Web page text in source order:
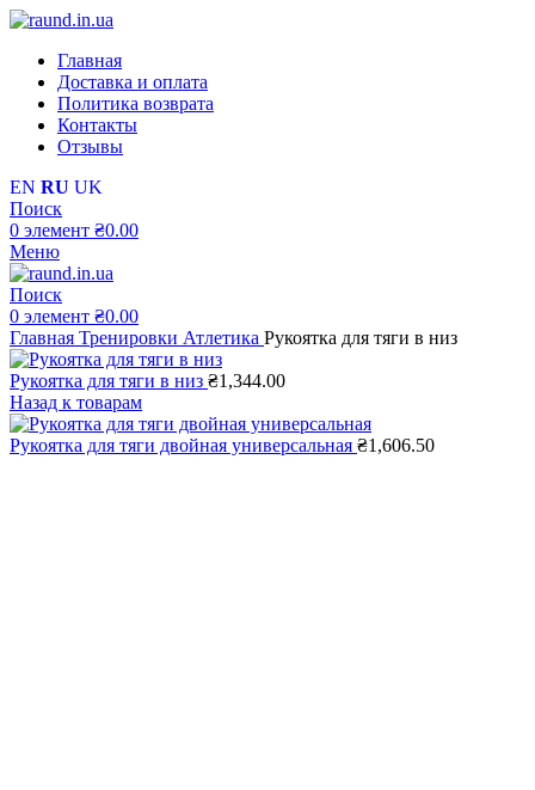
Главная
Доставка и оплата
Политика возврата
Контакты
Отзывы
EN RU UK
Поиск
0 элемент ₴0.00
Меню
Поиск
0 элемент ₴0.00
Главная Тренировки Атлетика Рукоятка для тяги в низ
Рукоятка для тяги в низ ₴1,344.00
Назад к товарам
Рукоятка для тяги двойная универсальная ₴1,606.50